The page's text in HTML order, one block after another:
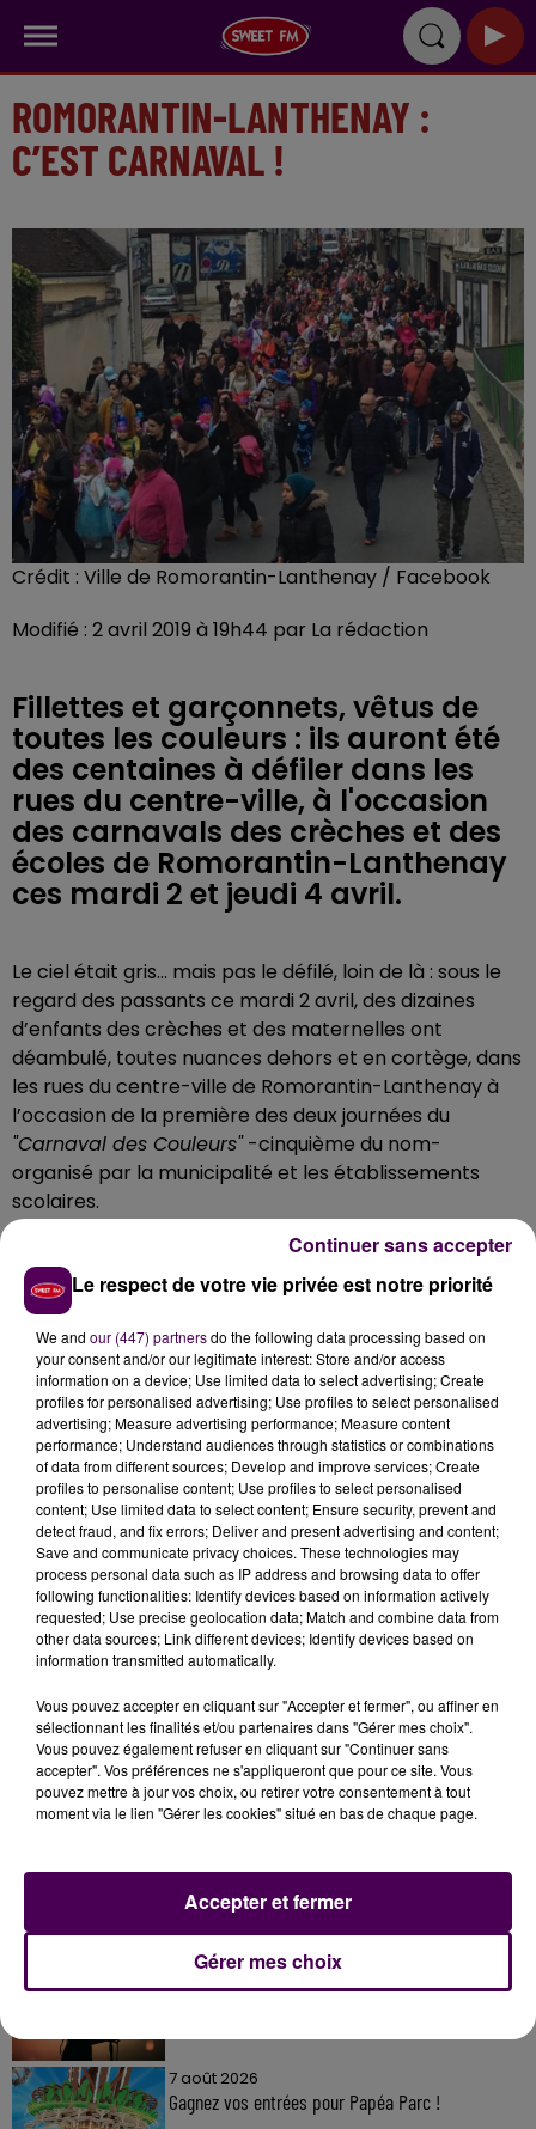
ROMORANTIN-LANTHENAY :
C’EST CARNAVAL !
Crédit : Ville de Romorantin-Lanthenay / Facebook
Modifié : 2 avril 2019 à 19h44 par La rédaction
Fillettes et garçonnets, vêtus de
toutes les couleurs : ils auront été
des centaines à défiler dans les
rues du centre-ville, à l'occasion
des carnavals des crèches et des
écoles de Romorantin-Lanthenay
ces mardi 2 et jeudi 4 avril.
Le ciel était gris... mais pas le défilé, loin de là : sous le
regard des passants ce mardi 2 avril, des dizaines
d’enfants des crèches et des maternelles ont
déambulé, toutes nuances dehors et en cortège, dans
les rues du centre-ville de Romorantin-Lanthenay à
l’occasion de la première des deux journées du
"Carnaval des Couleurs"-cinquième du nom-
organisé par la municipalité et les établissements
scolaires.
"Pour cette cinquième édition, les carnavals sont
placés sous le thème des contes"
mairie. Ainsi les écoles, les crèches et le relai
d’assistantes maternelles ont confectionné des
éléments pour le char"Hansel et Gretel". Les élèves
inscrits en élémentaire ont pour leur part travaillé sur
les deux autres chars :"Les trois petits cochons"et"Le
chat botté". A découvrir ce jeudi 4 avril.
À LA UNE
11 juillet 2026
Inscrivez-vous au casting The Voice & The Voice
7 août 2026
Gagnez vos entrées pour Papéa Parc !
Le respect de votre vie privée est notre priorité
We and our (447) partnersdo the following data processing based on
your consent and/or our legitimate interest: Store and/or access
information on a device; Use limited data to select advertising; Create
profiles for personalised advertising; Use profiles to select personalised
advertising; Measure advertising performance; Measure content
performance; Understand audiences through statistics or combinations
of data from different sources; Develop and improve services; Create
profiles to personalise content; Use profiles to select personalised
content; Use limited data to select content; Ensure security, prevent and
detect fraud, and fix errors; Deliver and present advertising and content;
Save and communicate privacy choices. These technologies may
process personal data such as IP address and browsing data to offer
following functionalities: Identify devices based on information actively
requested; Use precise geolocation data; Match and combine data from
other data sources; Link different devices; Identify devices based on
information transmitted automatically.
Vous pouvez accepter en cliquant sur "Accepter et fermer", ou affiner en
sélectionnant les finalités et/ou partenaires dans "Gérer mes choix".
Vous pouvez également refuser en cliquant sur "Continuer sans
accepter". Vos préférences ne s'appliqueront que pour ce site. Vous
pouvez mettre à jour vos choix, ou retirer votre consentement à tout
moment via le lien "Gérer les cookies" situé en bas de chaque page.
Gérer mes choix
Accepter et fermer
Continuer sans accepter